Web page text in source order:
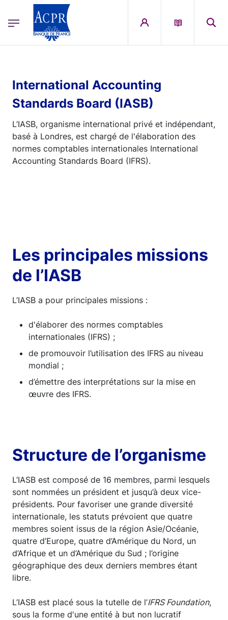
ACPR Menu Principal (French)
International Accounting
Standards Board (IASB)
L’IASB, organisme international privé et indépendant,
basé à Londres, est chargé de l'élaboration des
normes comptables internationales International
Accounting Standards Board (IFRS).
Les principales missions
de l’IASB
L’IASB a pour principales missions :
d'élaborer des normes comptables
internationales (IFRS) ;
de promouvoir l’utilisation des IFRS au niveau
mondial ;
d’émettre des interprétations sur la mise en
œuvre des IFRS.
Structure de l’organisme
L’IASB est composé de 16 membres, parmi lesquels
sont nommées un président et jusqu’à deux vice-
présidents. Pour favoriser une grande diversité
internationale, les statuts prévoient que quatre
membres soient issus de la région Asie/Océanie,
quatre d’Europe, quatre d’Amérique du Nord, un
d’Afrique et un d’Amérique du Sud ; l’origine
géographique des deux derniers membres étant
libre.
L’IASB est placé sous la tutelle de l’IFRS Foundation,
sous la forme d'une entité à but non lucratif